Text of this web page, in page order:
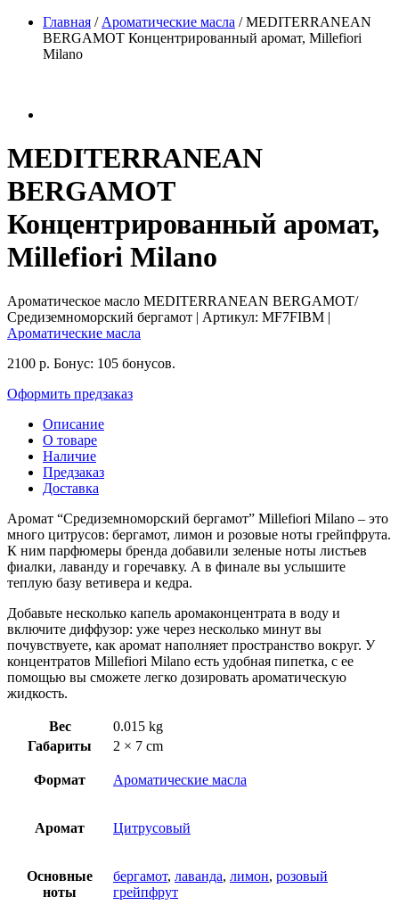
Главная / Ароматические масла /MEDITERRANEAN
BERGAMOT Концентрированный аромат, Millefiori
Milano
MEDITERRANEAN
BERGAMOT
Концентрированный аромат,
Millefiori Milano
Ароматическое масло MEDITERRANEAN BERGAMOT/
Средиземноморский бергамот | Артикул: MF7FIBM |
Ароматические масла
2100 р. Бонус: 105 бонусов.
Оформить предзаказ
Описание
О товаре
Наличие
Предзаказ
Доставка
Аромат “Средиземноморский бергамот” Millefiori Milano – это
много цитрусов: бергамот, лимон и розовые ноты грейпфрута.
К ним парфюмеры бренда добавили зеленые ноты листьев
фиалки, лаванду и горечавку. А в финале вы услышите
теплую базу ветивера и кедра.
Добавьте несколько капель аромаконцентрата в воду и
включите диффузор: уже через несколько минут вы
почувствуете, как аромат наполняет пространство вокруг. У
концентратов Millefiori Milano есть удобная пипетка, с ее
помощью вы сможете легко дозировать ароматическую
жидкость.
Вес
0.015 kg
Габариты
2 × 7 cm
Формат Ароматические масла
Аромат Цитрусовый
Основные
ноты
бергамот, лаванда, лимон, розовый
грейпфрут